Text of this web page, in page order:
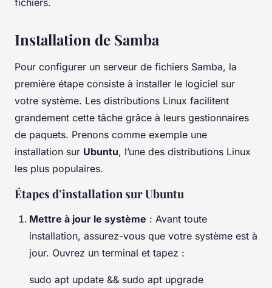
fichiers.
Installation de Samba
Pour configurer un serveur de fichiers Samba, la
première étape consiste à installer le logiciel sur
votre système. Les distributions Linux facilitent
grandement cette tâche grâce à leurs gestionnaires
de paquets. Prenons comme exemple une
installation sur Ubuntu, l’une des distributions Linux
les plus populaires.
Étapes d’installation sur Ubuntu
Mettre à jour le système : Avant toute
installation, assurez-vous que votre système est à
jour. Ouvrez un terminal et tapez :
sudo apt update && sudo apt upgrade